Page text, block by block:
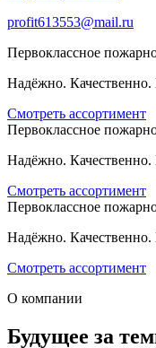
profit613553@mail.ru
Первоклассное
Надёжно.
Смотреть ассортимент
Первоклассное
Надёжно.
Смотреть ассортимент
Первоклассное
Надёжно.
Смотреть ассортимент
О компании
Будущее за